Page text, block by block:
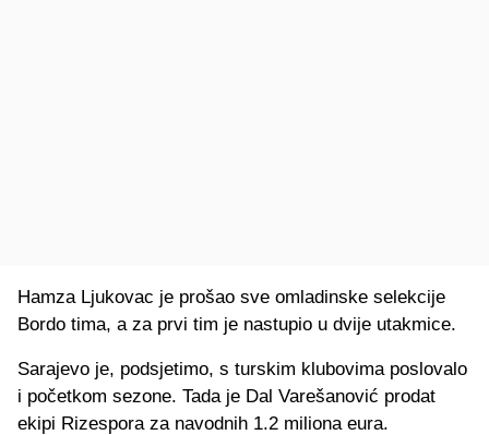
Hamza Ljukovac je prošao sve omladinske selekcije
Bordo tima, a za prvi tim je nastupio u dvije utakmice.
Sarajevo je, podsjetimo, s turskim klubovima poslovalo
i početkom sezone. Tada je Dal Varešanović prodat
ekipi Rizespora za navodnih 1.2 miliona eura.